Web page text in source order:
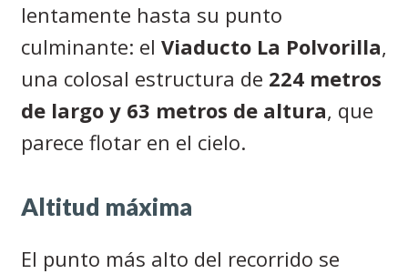
lentamente hasta su punto
culminante: el Viaducto La Polvorilla,
una colosal estructura de 224 metros
de largo y 63 metros de altura, que
parece flotar en el cielo.
Altitud máxima
El punto más alto del recorrido se